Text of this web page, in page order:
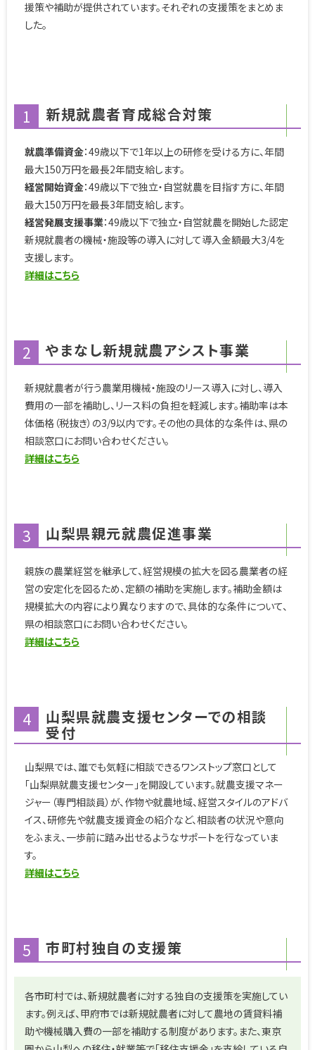
援策や補助が提供されています。それぞれの支援策をまとめま
した。
1 新規就農者育成総合対策
就農準備資金：49歳以下で1年以上の研修を受ける方に、年間
最大150万円を最長2年間支給します。
経営開始資金：49歳以下で独立・自営就農を目指す方に、年間
最大150万円を最長3年間支給します。
経営発展支援事業：49歳以下で独立・自営就農を開始した認定
新規就農者の機械・施設等の導入に対して導入金額最大3/4を
支援します。
詳細はこちら
2 やまなし新規就農アシスト事業
新規就農者が行う農業用機械・施設のリース導入に対し、導入
費用の一部を補助し、リース料の負担を軽減します。補助率は本
体価格（税抜き）の3/9以内です。その他の具体的な条件は、県の
相談窓口にお問い合わせください。
詳細はこちら
3 山梨県親元就農促進事業
親族の農業経営を継承して、経営規模の拡大を図る農業者の経
営の安定化を図るため、定額の補助を実施します。補助金額は
規模拡大の内容により異なりますので、具体的な条件について、
県の相談窓口にお問い合わせください。
詳細はこちら
4 山梨県就農支援センターでの相談
受付
山梨県では、誰でも気軽に相談できるワンストップ窓口として
「山梨県就農支援センター」を開設しています。就農支援マネー
ジャー（専門相談員）が、作物や就農地域、経営スタイルのアドバ
イス、研修先や就農支援資金の紹介など、相談者の状況や意向
をふまえ、一歩前に踏み出せるようなサポートを行なっていま
す。
詳細はこちら
5 市町村独自の支援策
各市町村では、新規就農者に対する独自の支援策を実施してい
ます。例えば、甲府市では新規就農者に対して農地の賃貸料補
助や機械購入費の一部を補助する制度があります。また、東京